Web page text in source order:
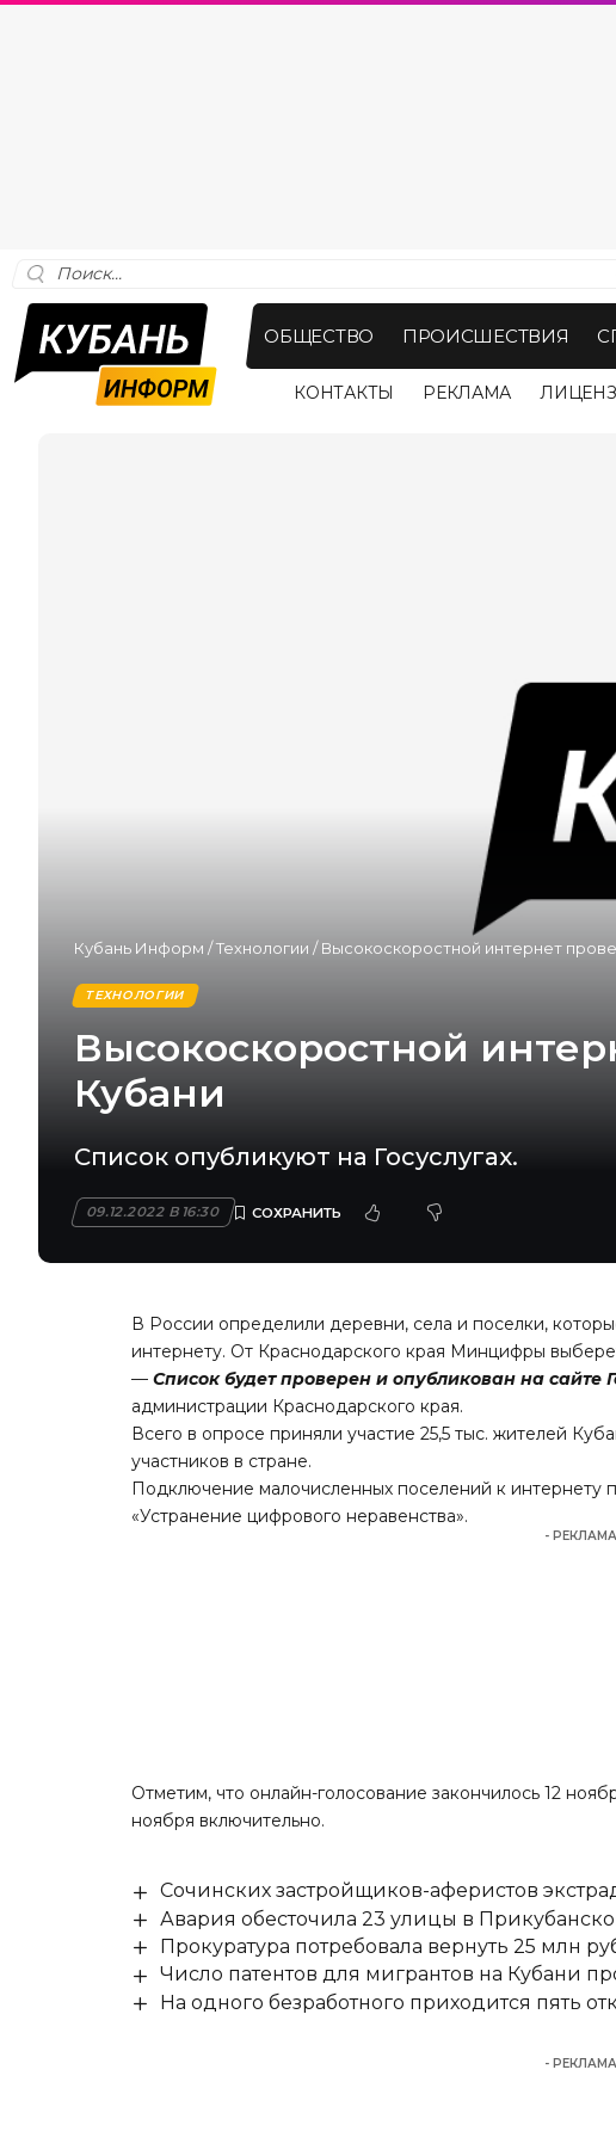
ОБЩЕСТВО ПРОИСШЕСТВИЯ
КОНТАКТЫ РЕКЛАМА
Кубань Информ /Технологии /Высокоскоростной интернет
ТЕХНОЛОГИИ
Высокоскоростной
Кубани
Список опубликуют на Госуслугах.
09.12.2022 В 16:30
В России определили деревни, села и поселки,
интернету. От Краснодарского края Минцифры
—Список будет проверен и опубликован на сайте
администрации Краснодарского края.
Всего в опросе приняли участие 25,5 тыс. жителей
участников в стране.
Подключение малочисленных поселений к интернету
«Устранение цифрового неравенства».
-
Отметим, что онлайн-голосование закончилось 12
ноября включительно.
Сочинских застройщиков-аферистов
Авария обесточила 23 улицы в
Прокуратура потребовала вернуть 25 млн
Число патентов для мигрантов на Кубани
На одного безработного приходится пять
-